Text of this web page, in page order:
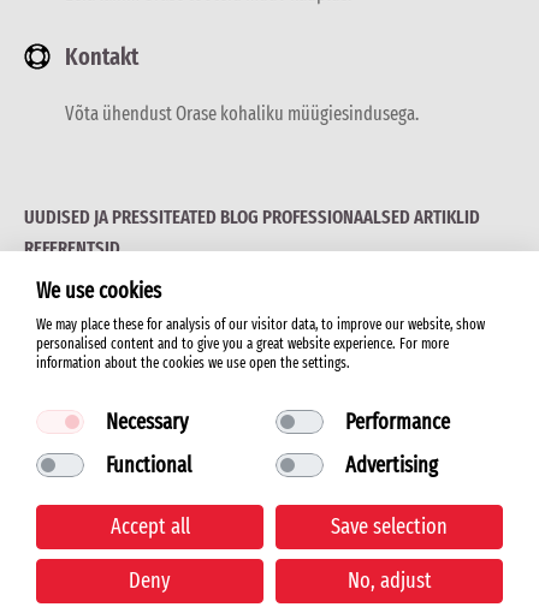
Kontakt
Võta ühendust Orase kohaliku müügiesindusega.
UUDISED JA PRESSITEATEDBLOG PROFESSIONAALSED ARTIKLID
REFERENTSID
© 2026 ORAS LTD.
Kasutustingimused
Küpsiste kasutamise tingimused
Privaatsusteade
We use cookies
We may place these for analysis of our visitor data, to improve our website, show
personalised content and to give you a great website experience. For more
information about the cookies we use open the settings.
Necessary
Performance
Functional
Advertising
Accept all Save selection
Deny No, adjust